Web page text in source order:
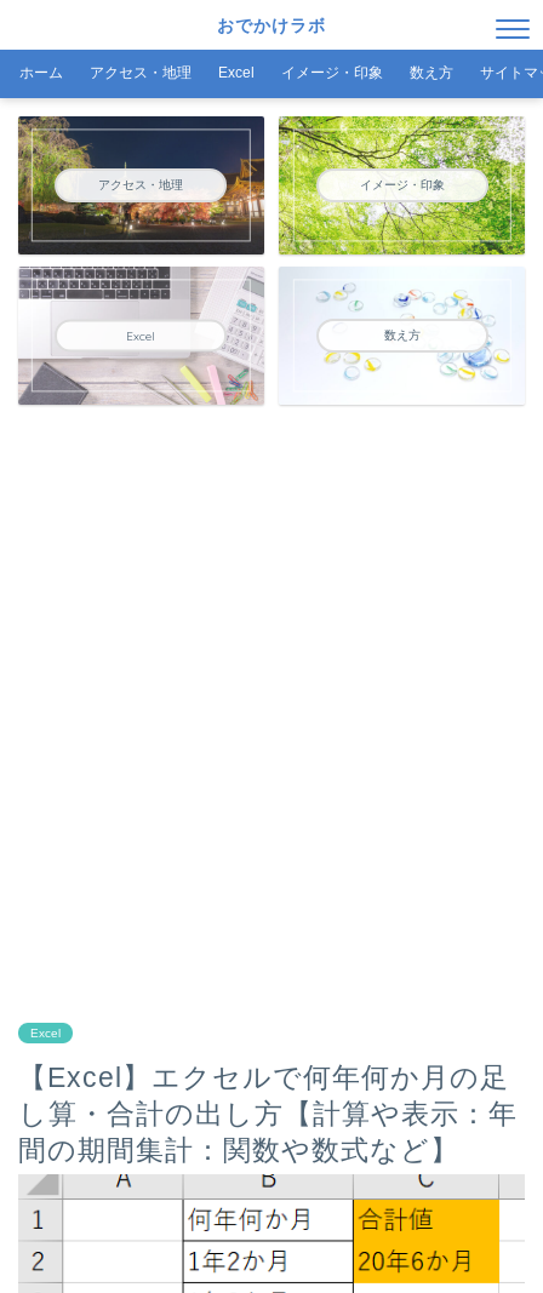
おでかけラボ
ホーム アクセス・地理 Excel イメージ・印象 数え方 サイトマ
アクセス・地理 イメージ・印象
Excel 数え方
Excel
【Excel】エクセルで何年何か月の足
し算・合計の出し方【計算や表示：年
間の期間集計：関数や数式など】